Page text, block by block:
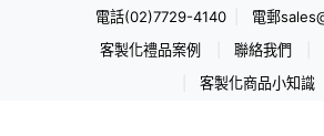
電話(02)7729-4140 電郵
客製化禮品案例 聯絡我們
客製化商品小知識